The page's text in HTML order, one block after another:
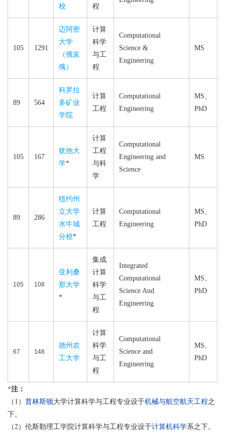
校
程
105 1291
迈阿密
大学
（俄亥
俄）
计算
科学
与工
程
Computational
Science &
Engineering
MS
89 564
科罗拉
多矿业
学院
计算
工程
Computational
Engineering
MS、
PhD
105 167
犹他大
学*
计算
工程
与科
学
Computational
Engineering and
Science
MS
89 286
纽约州
立大学
水牛城
分校*
计算
工程
Computational
Engineering
MS、
PhD
105 108
亚利桑
那大学
*
集成
计算
科学
与工
程
Integrated
Computational
Science And
Engineering
MS、
PhD
67 148
德州农
工大学
计算
科学
与工
程
Computational
Science and
Engineering
MS、
PhD
*注：
（1） 普林斯顿大学计算科学与工程专业设于机械与航空航天工程之
下。
（2）伦斯勒理工学院计算科学与工程专业设于计算机科学系之下。